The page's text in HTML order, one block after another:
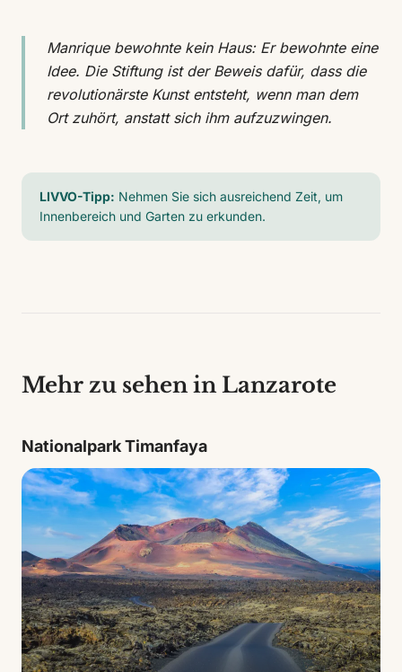
Manrique bewohnte kein Haus: Er bewohnte eine
Idee. Die Stiftung ist der Beweis dafür, dass die
revolutionärste Kunst entsteht, wenn man dem
Ort zuhört, anstatt sich ihm aufzuzwingen.
LIVVO-Tipp: Nehmen Sie sich ausreichend Zeit, um
Innenbereich und Garten zu erkunden.
Mehr zu sehen in Lanzarote
Nationalpark Timanfaya